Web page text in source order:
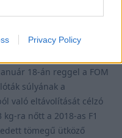
Privacy Policy
a
18-án reggel a FOM
súlyának a
való eltávolítását célzó
ra nőtt a 2018-as F1
tömegű ütköző